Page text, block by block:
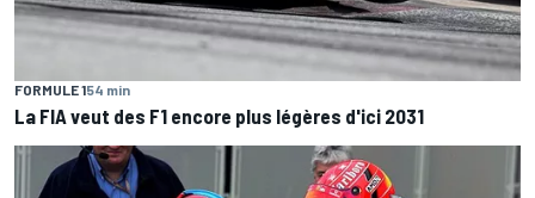
FORMULE 154 min
La FIA veut des F1 encore plus légères d'ici 2031